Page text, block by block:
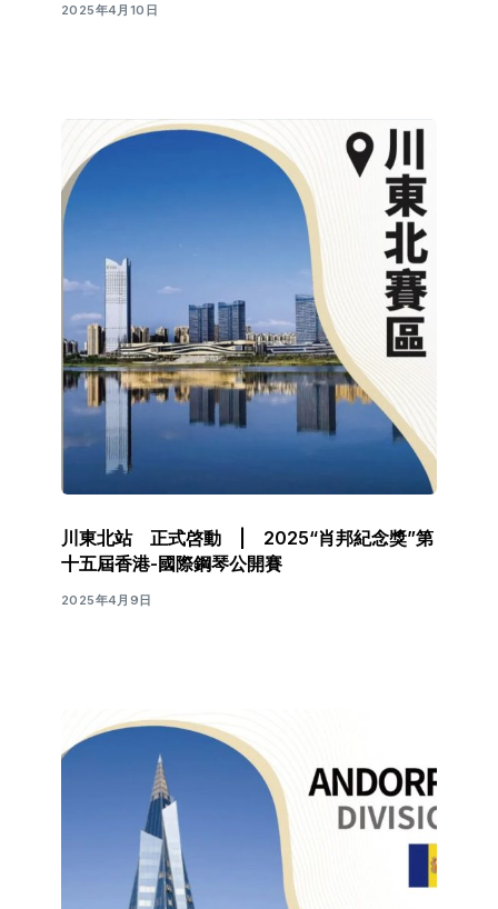
2025年4月10日
川東北站 正式啓動 | 2025“肖邦紀念獎”第
十五屆香港-國際鋼琴公開賽
2025年4月9日